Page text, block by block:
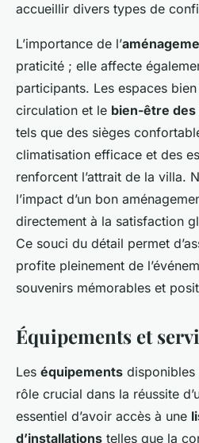
accueillir divers types de
L’importance de l’
praticité ; elle affecte
participants. Les espaces
circulation et le bien-être
tels que des sièges
climatisation efficace et des
renforcent l’attrait de la villa.
l’impact d’un bon
directement à la satisfaction
Ce souci du détail permet
profite pleinement de
souvenirs mémorables et
Équipements et
Les équipements disponibles
rôle crucial dans la réussite
essentiel d’avoir accès à une
d’installations telles que la